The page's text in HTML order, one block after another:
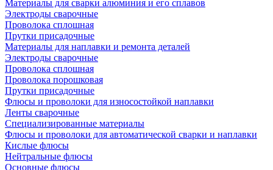
Материалы для сварки алюминия и его сплавов
Электроды сварочные
Проволока сплошная
Прутки присадочные
Материалы для наплавки и ремонта деталей
Электроды сварочные
Проволока сплошная
Проволока порошковая
Прутки присадочные
Флюсы и проволоки для износостойкой наплавки
Ленты сварочные
Специализированные материалы
Флюсы и проволоки для автоматической сварки и наплавки
Кислые флюсы
Нейтральные флюсы
Основные флюсы